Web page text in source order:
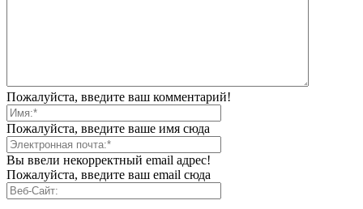
Пожалуйста, введите ваш комментарий!
Пожалуйста, введите ваше имя сюда
Вы ввели некорректный email адрес!
Пожалуйста, введите ваш email сюда